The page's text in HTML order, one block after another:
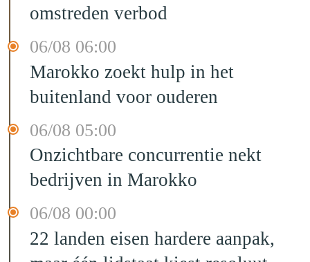
omstreden verbod
06/08 06:00
Marokko zoekt hulp in het
buitenland voor ouderen
06/08 05:00
Onzichtbare concurrentie nekt
bedrijven in Marokko
06/08 00:00
22 landen eisen hardere aanpak,